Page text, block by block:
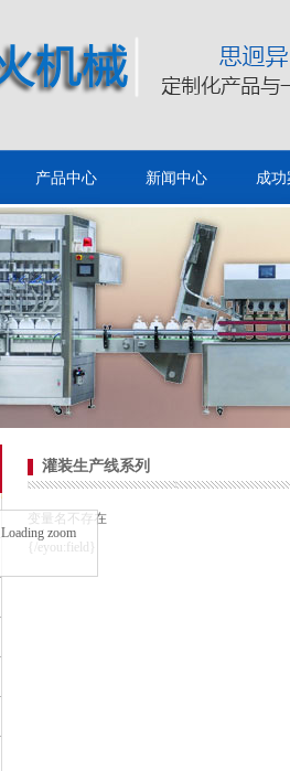
产品中心 新闻中心 成
灌装生产线系列
变量名不存在
Loading zoom
{/eyou:field}